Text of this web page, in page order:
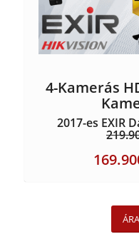
4-Kamerás
2017-es EXIR